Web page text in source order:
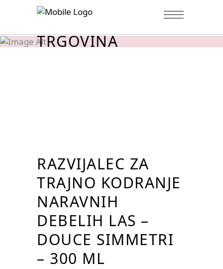
TRGOVINA
RAZVIJALEC ZA
TRAJNO KODRANJE
NARAVNIH
DEBELIH LAS –
DOUCE SIMMETRI
– 300 ML